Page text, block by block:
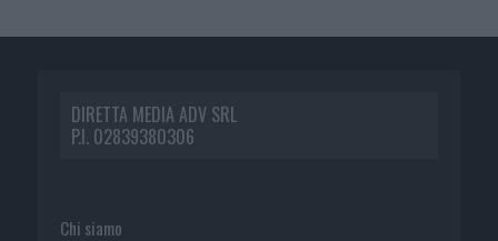
DIRETTA MEDIA ADV SRL
P.I. 02839380306
Chi siamo